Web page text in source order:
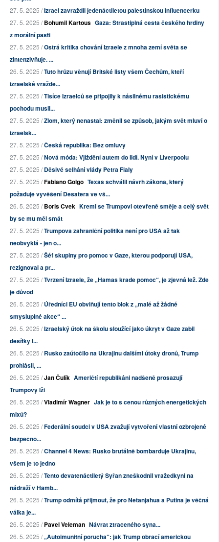
27. 5. 2025 /Izrael zavraždil jedenáctiletou palestinskou influencerku
27. 5. 2025 /Bohumil Kartous Gaza: Strastiplná cesta českého hrdiny
z morální pasti
27. 5. 2025 /Ostrá kritika chování Izraele z mnoha zemí světa se
zintenzivňuje. ...
26. 5. 2025 /Tuto hrůzu věnují Britské listy všem Čechům, kteří
izraelské vraždě...
27. 5. 2025 /Tisíce Izraelců se připojily k násilnému rasistickému
pochodu musli...
27. 5. 2025 /Zlom, který nenastal: změnil se způsob, jakým svět mluví o
izraelsk...
27. 5. 2025 /Česká republika: Bez omluvy
27. 5. 2025 /Nová móda: Vjíždění autem do lidí. Nyní v Liverpoolu
27. 5. 2025 /Děsivé selhání vlády Petra Fialy
27. 5. 2025 /Fabiano Golgo Texas schválil návrh zákona, který
požaduje vyvěšení Desatera ve vš...
26. 5. 2025 /Boris Cvek Kreml se Trumpovi otevřeně směje a celý svět
by se mu měl smát
27. 5. 2025 /Trumpova zahraniční politika není pro USA až tak
neobvyklá - jen o...
27. 5. 2025 /Šéf skupiny pro pomoc v Gaze, kterou podporují USA,
rezignoval a pr...
27. 5. 2025 /Tvrzení Izraele, že „Hamas krade pomoc“, je zjevná lež. Zde
je důvod
26. 5. 2025 /Úředníci EU obviňují tento blok z „malé až žádné
smysluplné akce“ ...
26. 5. 2025 /Izraelský útok na školu sloužící jako úkryt v Gaze zabil
desítky l...
26. 5. 2025 /Rusko zaútočilo na Ukrajinu dalšími útoky dronů, Trump
prohlásil, ...
26. 5. 2025 /Jan Čulík Američtí republikáni nadšeně prosazují
Trumpovy lži
26. 5. 2025 /Vladimír Wagner Jak je to s cenou různých energetických
mixů?
26. 5. 2025 /Federální soudci v USA zvažují vytvoření vlastní ozbrojené
bezpečno...
26. 5. 2025 /Channel 4 News: Rusko brutálně bombarduje Ukrajinu,
všem je to jedno
26. 5. 2025 /Tento devatenáctiletý Syřan zneškodnil vražedkyni na
nádraží v Hamb...
26. 5. 2025 /Trump odmítá přijmout, že pro Netanjahua a Putina je věčná
válka je...
26. 5. 2025 /Pavel Veleman Návrat ztraceného syna...
26. 5. 2025 /„Autoimunitní porucha“: jak Trump obrací americkou